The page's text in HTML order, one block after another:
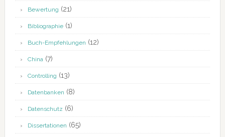
Bewertung (21)
Bibliographie(1)
Buch-Empfehlungen (12)
China(7)
Controlling (13)
Datenbanken (8)
Datenschutz (6)
Dissertationen (65)